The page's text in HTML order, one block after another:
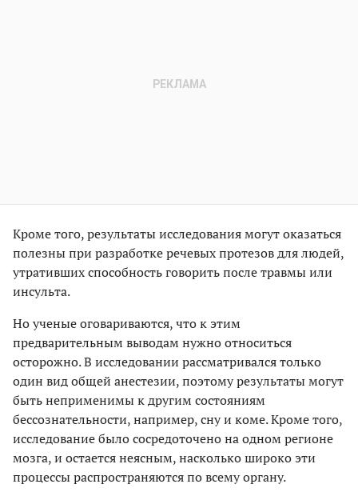
Кроме того, результаты исследования могут оказаться
полезны при разработке речевых протезов для людей,
утративших способность говорить после травмы или
инсульта.
Но ученые оговариваются, что к этим
предварительным выводам нужно относиться
осторожно. В исследовании рассматривался только
один вид общей анестезии, поэтому результаты могут
быть неприменимы к другим состояниям
бессознательности, например, сну и коме. Кроме того,
исследование было сосредоточено на одном регионе
мозга, и остается неясным, насколько широко эти
процессы распространяются по всему органу.